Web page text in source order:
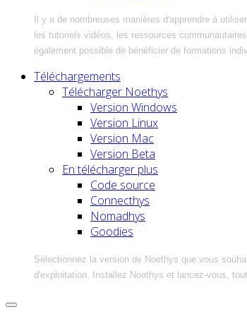
Il y a de nombreuses manières d'apprendre à
les tutoriels vidéos, les ressources
également possible de bénéficier de formations
Téléchargements
Télécharger Noethys
Version Windows
Version Linux
Version Mac
Version Beta
En télécharger plus
Code source
Connecthys
Nomadhys
Goodies
Sélectionnez la version de Noethys que vous
d'exploitation. Installez Noethys et lancez-vous,